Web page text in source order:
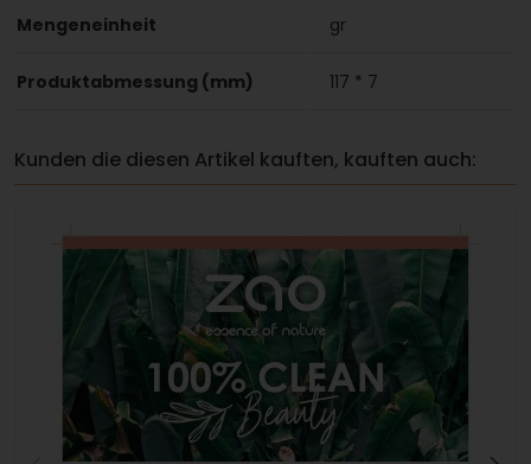
Mengeneinheit gr
Produktabmessung (mm) 117 * 7
Kunden die diesen Artikel kauften, kauften auch: